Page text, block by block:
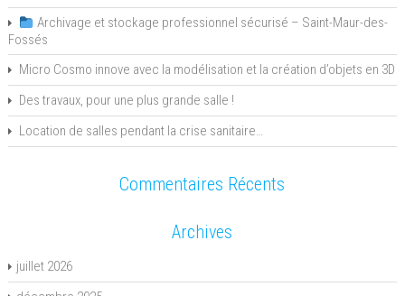
Archivage et stockage professionnel sécurisé – Saint-Maur-des-
Fossés
Micro Cosmo innove avec la modélisation et la création d’objets en 3D
Des travaux, pour une plus grande salle !
Location de salles pendant la crise sanitaire…
Commentaires Récents
Archives
juillet 2026